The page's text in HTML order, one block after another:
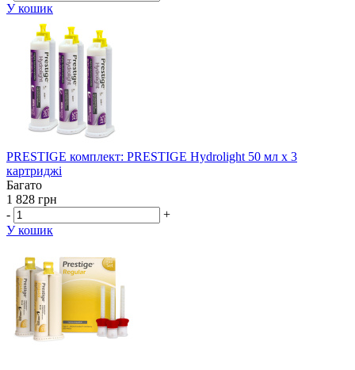
У кошик
PRESTIGE комплект: PRESTIGE Hydrolight 50 мл x 3
картриджі
Багато
1 828 грн
-
+
У кошик